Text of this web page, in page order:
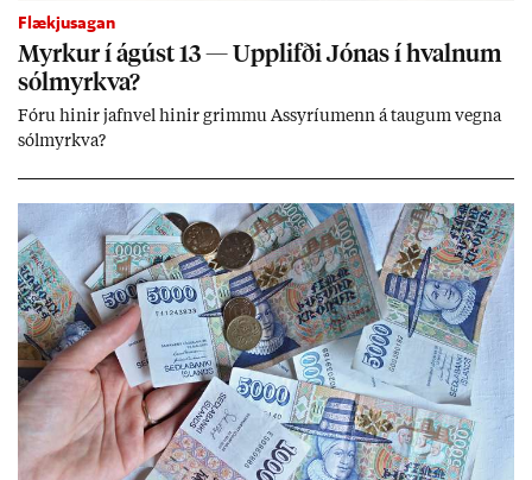
Flækjusagan
Myrk­ur í ág­úst 13 — Upp­lifði Jón­as í hvaln­um
sól­myrkva?
Fóru hinir jafn­vel hinir grimmu Ass­yríu­menn á taug­um vegna
sól­myrkva?